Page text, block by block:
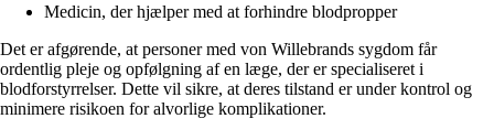
Medicin, der hjælper med at forhindre blodpropper
Det er afgørende, at personer med von Willebrands sygdom får
ordentlig pleje og opfølgning af en læge, der er specialiseret i
blodforstyrrelser. Dette vil sikre, at deres tilstand er under kontrol og
minimere risikoen for alvorlige komplikationer.